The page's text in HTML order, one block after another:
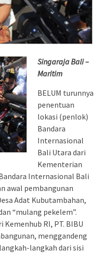
Singaraja Bali –
Maritim
BELUM turunnya
penentuan
lokasi (penlok)
Bandara
Internasional
Bali Utara dari
Kementerian
Internasional Bali
awal pembangunan
Adat Kubutambahan,
“mulang pekelem”.
RI, PT. BIBU
menggandeng
langkah dari sisi